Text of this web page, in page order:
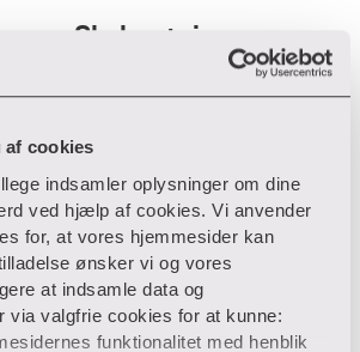
cookies
indsamler oplysninger om dine
ved hjælp af cookies. Vi anvender
for, at vores hjemmesider kan
ønsker vi og vores
at indsamle data og
via valgfrie cookies for at kunne:
funktionalitet med henblik
Skab retning og
ansvar for
der gør bæredygtighed til en integreret
arbejde.
at dæmpe ildsjælenes engagement,
det til organisatorisk styrke. Uden
løbende opfølgning forbliver
afhængig af enkelte relationer og